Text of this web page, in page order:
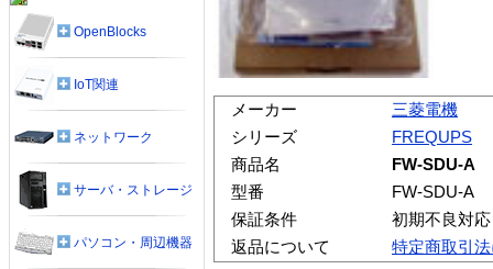
メーカー
三菱電機
シリーズ
FREQUPS
商品名
FW-SDU-A
型番
FW-SDU-A
保証条件
初期不良対
返品について
特定商取引
OpenBlocks
IoT関連
ネットワーク
サーバ・ストレージ
パソコン・周辺機器